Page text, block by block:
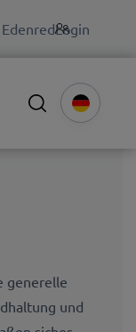
Login
generelle
und